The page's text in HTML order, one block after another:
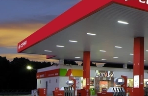
Chegue ao seu destino com os
melhores produtos para o seu
veículo.
Serviços